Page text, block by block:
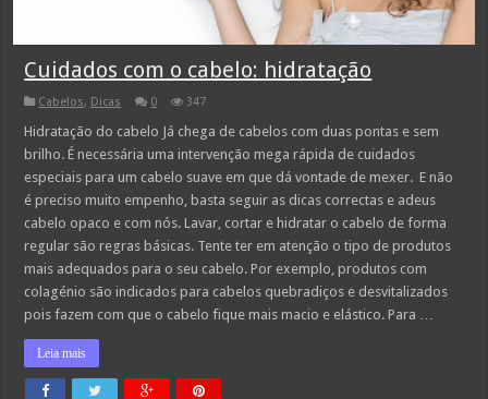
Cuidados com o cabelo: hidratação
Cabelos, Dicas 0 347
Hidratação do cabelo Já chega de cabelos com duas pontas e sem
brilho. É necessária uma intervenção mega rápida de cuidados
especiais para um cabelo suave em que dá vontade de mexer. E não
é preciso muito empenho, basta seguir as dicas correctas e adeus
cabelo opaco e com nós. Lavar, cortar e hidratar o cabelo de forma
regular são regras básicas. Tente ter em atenção o tipo de produtos
mais adequados para o seu cabelo. Por exemplo, produtos com
colagénio são indicados para cabelos quebradiços e desvitalizados
pois fazem com que o cabelo fique mais macio e elástico. Para …
Leia mais